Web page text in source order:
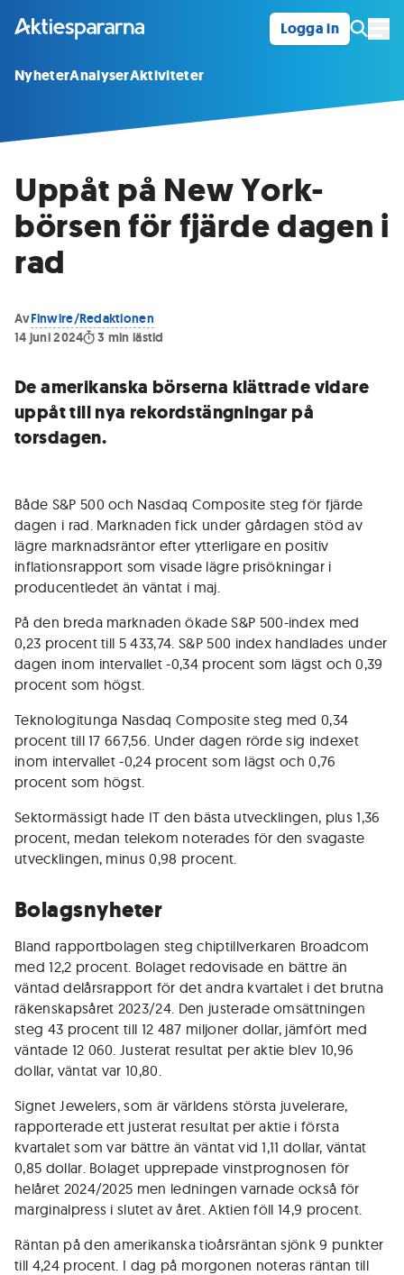
Logga in
NyheterAnalyserAktiviteter
Uppåt på New York-
börsen för fjärde dagen i
rad
AvFinwire/Redaktionen
14 juni 2024
3 min lästid
De amerikanska börserna klättrade vidare
uppåt till nya rekordstängningar på
torsdagen.
Både S&P 500 och Nasdaq Composite steg för fjärde
dagen i rad. Marknaden fick under gårdagen stöd av
lägre marknadsräntor efter ytterligare en positiv
inflationsrapport som visade lägre prisökningar i
producentledet än väntat i maj.
På den breda marknaden ökade S&P 500-index med
0,23 procent till 5 433,74. S&P 500 index handlades under
dagen inom intervallet -0,34 procent som lägst och 0,39
procent som högst.
Teknologitunga Nasdaq Composite steg med 0,34
procent till 17 667,56. Under dagen rörde sig indexet
inom intervallet -0,24 procent som lägst och 0,76
procent som högst.
Sektormässigt hade IT den bästa utvecklingen, plus 1,36
procent, medan telekom noterades för den svagaste
utvecklingen, minus 0,98 procent.
Bolagsnyheter
Bland rapportbolagen steg chiptillverkaren Broadcom
med 12,2 procent. Bolaget redovisade en bättre än
väntad delårsrapport för det andra kvartalet i det brutna
räkenskapsåret 2023/24. Den justerade omsättningen
steg 43 procent till 12 487 miljoner dollar, jämfört med
väntade 12 060. Justerat resultat per aktie blev 10,96
dollar, väntat var 10,80.
Signet Jewelers, som är världens största juvelerare,
rapporterade ett justerat resultat per aktie i första
kvartalet som var bättre än väntat vid 1,11 dollar, väntat
0,85 dollar. Bolaget upprepade vinstprognosen för
helåret 2024/2025 men ledningen varnade också för
marginalpress i slutet av året. Aktien föll 14,9 procent.
Räntan på den amerikanska tioårsräntan sjönk 9 punkter
till 4,24 procent. I dag på morgonen noteras räntan till